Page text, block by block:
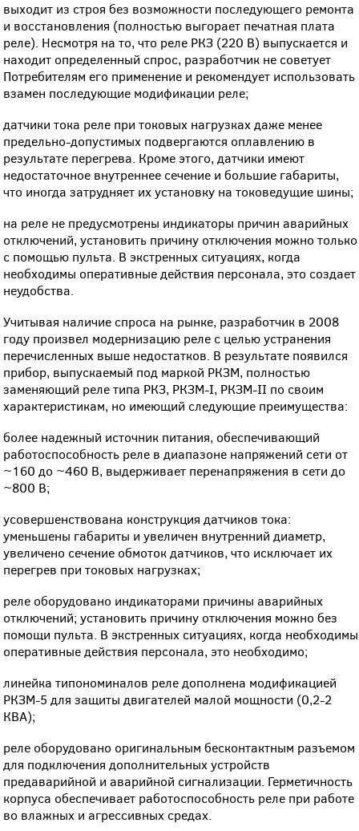
выходит из строя без возможности последующего ремонта
и восстановления (полностью выгорает печатная плата
реле). Несмотря на то, что реле РКЗ (220 В) выпускается и
находит определенный спрос, разработчик не советует
Потребителям его применение и рекомендует использовать
взамен последующие модификации реле;
датчики тока реле при токовых нагрузках даже менее
предельно-допустимых подвергаются оплавлению в
результате перегрева. Кроме этого, датчики имеют
недостаточное внутреннее сечение и большие габариты,
что иногда затрудняет их установку на токоведущие шины;
на реле не предусмотрены индикаторы причин аварийных
отключений, установить причину отключения можно только
с помощью пульта. В экстренных ситуациях, когда
необходимы оперативные действия персонала, это создает
неудобства.
Учитывая наличие спроса на рынке, разработчик в 2008
году произвел модернизацию реле с целью устранения
перечисленных выше недостатков. В результате появился
прибор, выпускаемый под маркой РКЗМ, полностью
заменяющий реле типа РКЗ, РКЗМ-I, РКЗМ-II по своим
характеристикам, но имеющий следующие преимущества:
более надежный источник питания, обеспечивающий
работоспособность реле в диапазоне напряжений сети от
~160 до ~460 В, выдерживает перенапряжения в сети до
~800 В;
усовершенствована конструкция датчиков тока:
уменьшены габариты и увеличен внутренний диаметр,
увеличено сечение обмоток датчиков, что исключает их
перегрев при токовых нагрузках;
реле оборудовано индикаторами причины аварийных
отключений; установить причину отключения можно без
помощи пульта. В экстренных ситуациях, когда необходимы
оперативные действия персонала, это необходимо;
линейка типономиналов реле дополнена модификацией
РКЗМ-5 для защиты двигателей малой мощности (0,2-2
КВА);
реле оборудовано оригинальным бесконтактным разъемом
для подключения дополнительных устройств
предаварийной и аварийной сигнализации. Герметичность
корпуса обеспечивает работоспособность реле при работе
во влажных и агрессивных средах.